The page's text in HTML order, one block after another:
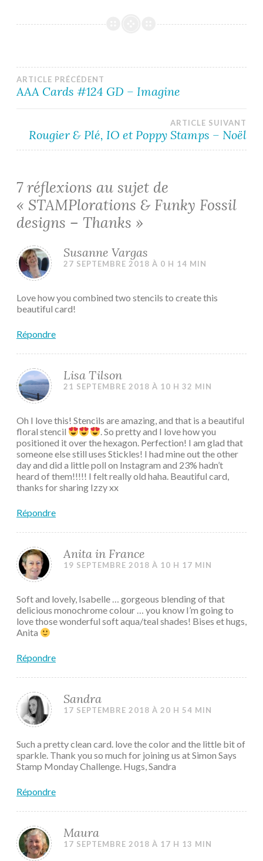
Navigation
l’article
ARTICLE PRÉCÉDENT
AAA Cards #124 GD – Imagine
ARTICLE SUIVANT
Rougier & Plé, IO et Poppy Stamps – Noël
7 réflexions au sujet de
« STAMPlorations & Funky Fossil
designs – Thanks »
Susanne Vargas
27 SEPTEMBRE 2018 À 0 H 14 MIN
Love how you combined two stencils to create this
beautiful card!
Répondre
Lisa Tilson
21 SEPTEMBRE 2018 À 10 H 32 MIN
Oh I love this! Stencils are amazing, and that is a beautiful
floral stencil
. So pretty and I love how you
positioned it over the hexagon. Perfection! I am glad that
someone else still uses Stickles! I had mine out the other
day and did a little poll on Instagram and 23% hadn’t
heard of them!!!!! I felt really old haha. Beautiful card,
thanks for sharing Izzy xx
Répondre
Anita in France
19 SEPTEMBRE 2018 À 10 H 17 MIN
Soft and lovely, Isabelle … gorgeous blending of that
delicious monochrome colour … you know I’m going to
love those wonderful soft aqua/teal shades! Bises et hugs,
Anita
Répondre
Sandra
17 SEPTEMBRE 2018 À 20 H 54 MIN
Such a pretty clean card. love the color and the little bit of
sparkle. Thank you so much for joining us at Simon Says
Stamp Monday Challenge. Hugs, Sandra
Répondre
Maura
17 SEPTEMBRE 2018 À 17 H 13 MIN